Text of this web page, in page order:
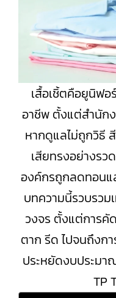
เสื้อเชิ้ตคือยูนิฟอ
อาชีพ ตั้งแต่สำนัก
หากดูแลไม่ถูกวิธี
เสียทรงอย่างร
องค์กรถูกลดทอนแ
บทความนี้รวบรวม
วงจร ตั้งแต่การ
ตาก รีด ไปจนถึงก
ประหยัดงบประมา
TP